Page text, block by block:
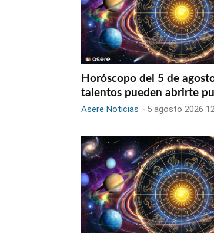
Horóscopo del 5 de
talentos pueden abrirte
Asere Noticias - 5 agosto 2026